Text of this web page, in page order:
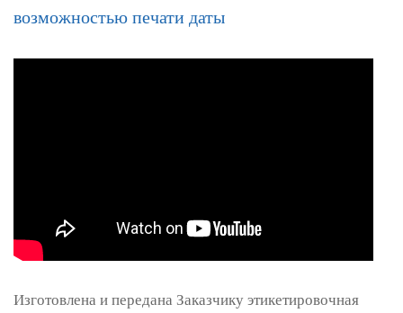
возможностью печати даты
Изготовлена и передана Заказчику этикетировочная